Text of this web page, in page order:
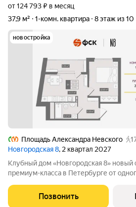
от 124 793 ₽ в месяц
37,9 м²
1-комн. квартира 8 этаж из 10
новостройка
Площадь Александра Невского
Новгородская 8, 2 квартал 2027
Клубный дом «Новгородская 8» новый статусный проект
премиум-класса в Петербурге от
Новгородской улице в районе со
инфраструктурой, в непосредственной
Позвонить